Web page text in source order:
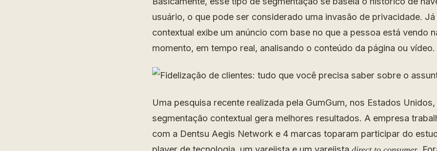
usuário, o que pode ser considerado uma invasão de privacidade.
contextual exibe um anúncio com base no que a pessoa está vendo
momento, em tempo real, analisando o conteúdo da página ou vídeo.
Uma pesquisa recente realizada pela GumGum, nos Estados
segmentação contextual gera melhores resultados. A empresa
com a Dentsu Aegis Network e 4 marcas toparam participar do